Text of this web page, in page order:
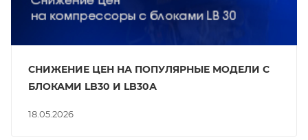
18.05.2026
СНИЖЕНИЕ ЦЕН НА ПОПУЛЯРНЫЕ МОДЕЛИ С
БЛОКАМИ LB30 И LB30А